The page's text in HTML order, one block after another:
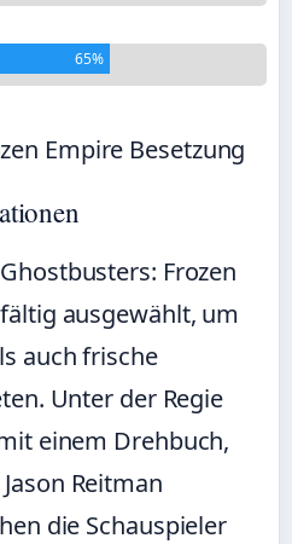
65%
Frozen
ausgewählt, um
auch frische
Unter der Regie
einem Drehbuch,
Reitman
die Schauspieler